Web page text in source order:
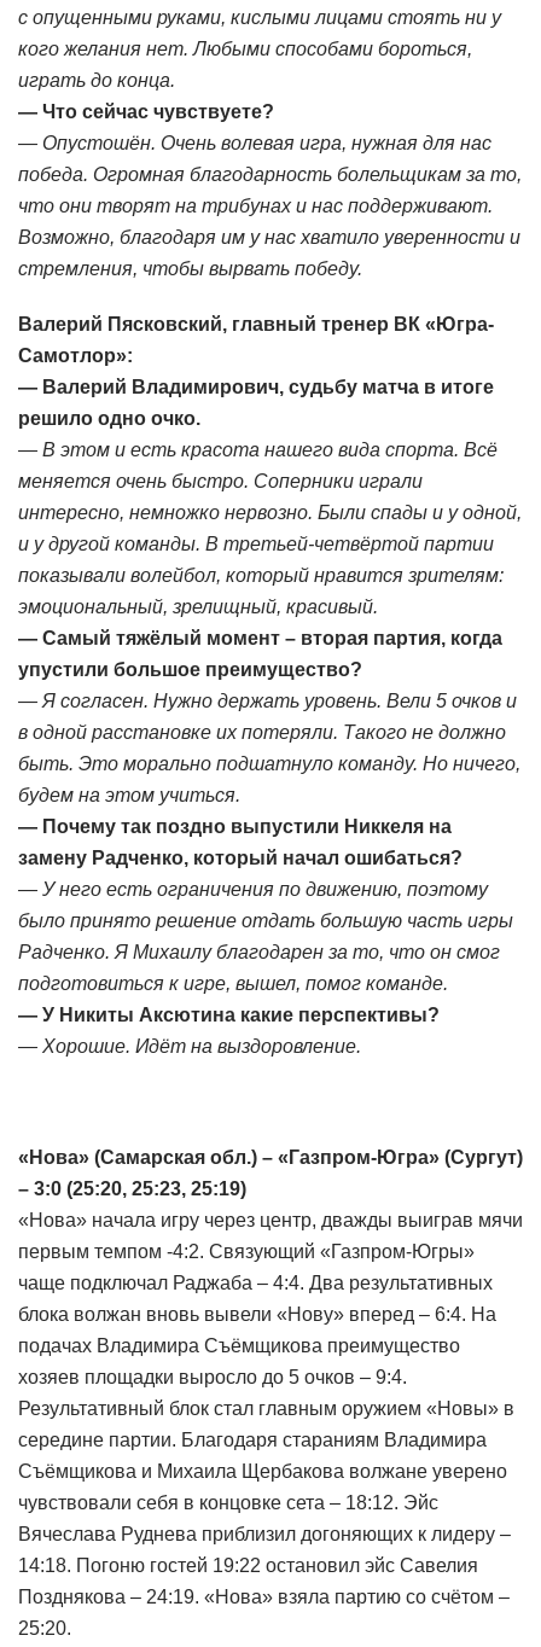
с опущенными руками, кислыми лицами стоять ни у
кого желания нет. Любыми способами бороться,
играть до конца.
— Что сейчас чувствуете?
— Опустошён. Очень волевая игра, нужная для нас
победа. Огромная благодарность болельщикам за то,
что они творят на трибунах и нас поддерживают.
Возможно, благодаря им у нас хватило уверенности и
стремления, чтобы вырвать победу.
Валерий Пясковский, главный тренер ВК «Югра-
Самотлор»:
— Валерий Владимирович, судьбу матча в итоге
решило одно очко.
— В этом и есть красота нашего вида спорта. Всё
меняется очень быстро. Соперники играли
интересно, немножко нервозно. Были спады и у одной,
и у другой команды. В третьей-четвёртой партии
показывали волейбол, который нравится зрителям:
эмоциональный, зрелищный, красивый.
— Самый тяжёлый момент – вторая партия, когда
упустили большое преимущество?
— Я согласен. Нужно держать уровень. Вели 5 очков и
в одной расстановке их потеряли. Такого не должно
быть. Это морально подшатнуло команду. Но ничего,
будем на этом учиться.
— Почему так поздно выпустили Никкеля на
замену Радченко, который начал ошибаться?
— У него есть ограничения по движению, поэтому
было принято решение отдать большую часть игры
Радченко. Я Михаилу благодарен за то, что он смог
подготовиться к игре, вышел, помог команде.
— У Никиты Аксютина какие перспективы?
— Хорошие. Идёт на выздоровление.
«Нова» (Самарская обл.) – «Газпром-Югра» (Сургут)
– 3:0 (25:20, 25:23, 25:19)
«Нова» начала игру через центр, дважды выиграв мячи
первым темпом -4:2. Связующий «Газпром-Югры»
чаще подключал Раджаба – 4:4. Два результативных
блока волжан вновь вывели «Нову» вперед – 6:4. На
подачах Владимира Съёмщикова преимущество
хозяев площадки выросло до 5 очков – 9:4.
Результативный блок стал главным оружием «Новы» в
середине партии. Благодаря стараниям Владимира
Съёмщикова и Михаила Щербакова волжане уверено
чувствовали себя в концовке сета – 18:12. Эйс
Вячеслава Руднева приблизил догоняющих к лидеру –
14:18. Погоню гостей 19:22 остановил эйс Савелия
Позднякова – 24:19. «Нова» взяла партию со счётом –
25:20.